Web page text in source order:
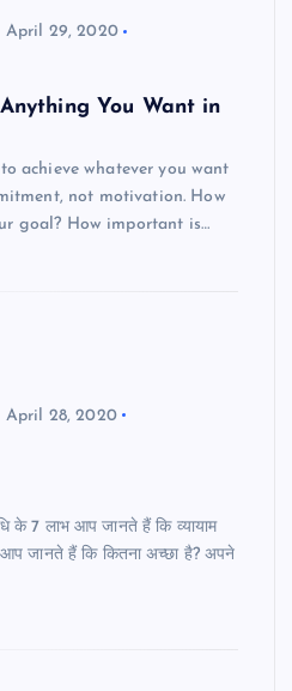
April 29, 2020
You Want in
achieve whatever you want
not motivation. How
goal? How important is…
April 28, 2020
के 7 लाभ आप जानते हैं कि व्यायाम
जानते हैं कि कितना अच्छा है? अपने